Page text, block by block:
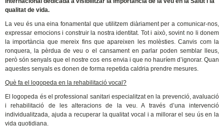
qualitat de vida.
La veu és una eina fonamental que utilitzem diàriament per a comunicar-nos,
expressar emocions i construir la nostra identitat. Tot i això, sovint no li donem
la importància que mereix fins que apareixen les molèsties. Canvis com la
ronquera, la pèrdua de veu o el cansament en parlar poden semblar lleus,
però són senyals que el nostre cos ens envia i que no hauríem d’ignorar. Quan
aquestes senyals es donen de forma repetida caldria prendre mesures.
Què fa el logopeda en la rehabilitació vocal?
El logopeda és el professional sanitari especialitzat en la prevenció, avaluació
i rehabilitació de les alteracions de la veu. A través d’una intervenció
individualitzada, ajuda a recuperar la qualitat vocal i a millorar el seu ús en la
vida quotidiana.